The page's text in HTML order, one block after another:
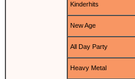
Kinderhits
New Age
All Day Party
Heavy Metal